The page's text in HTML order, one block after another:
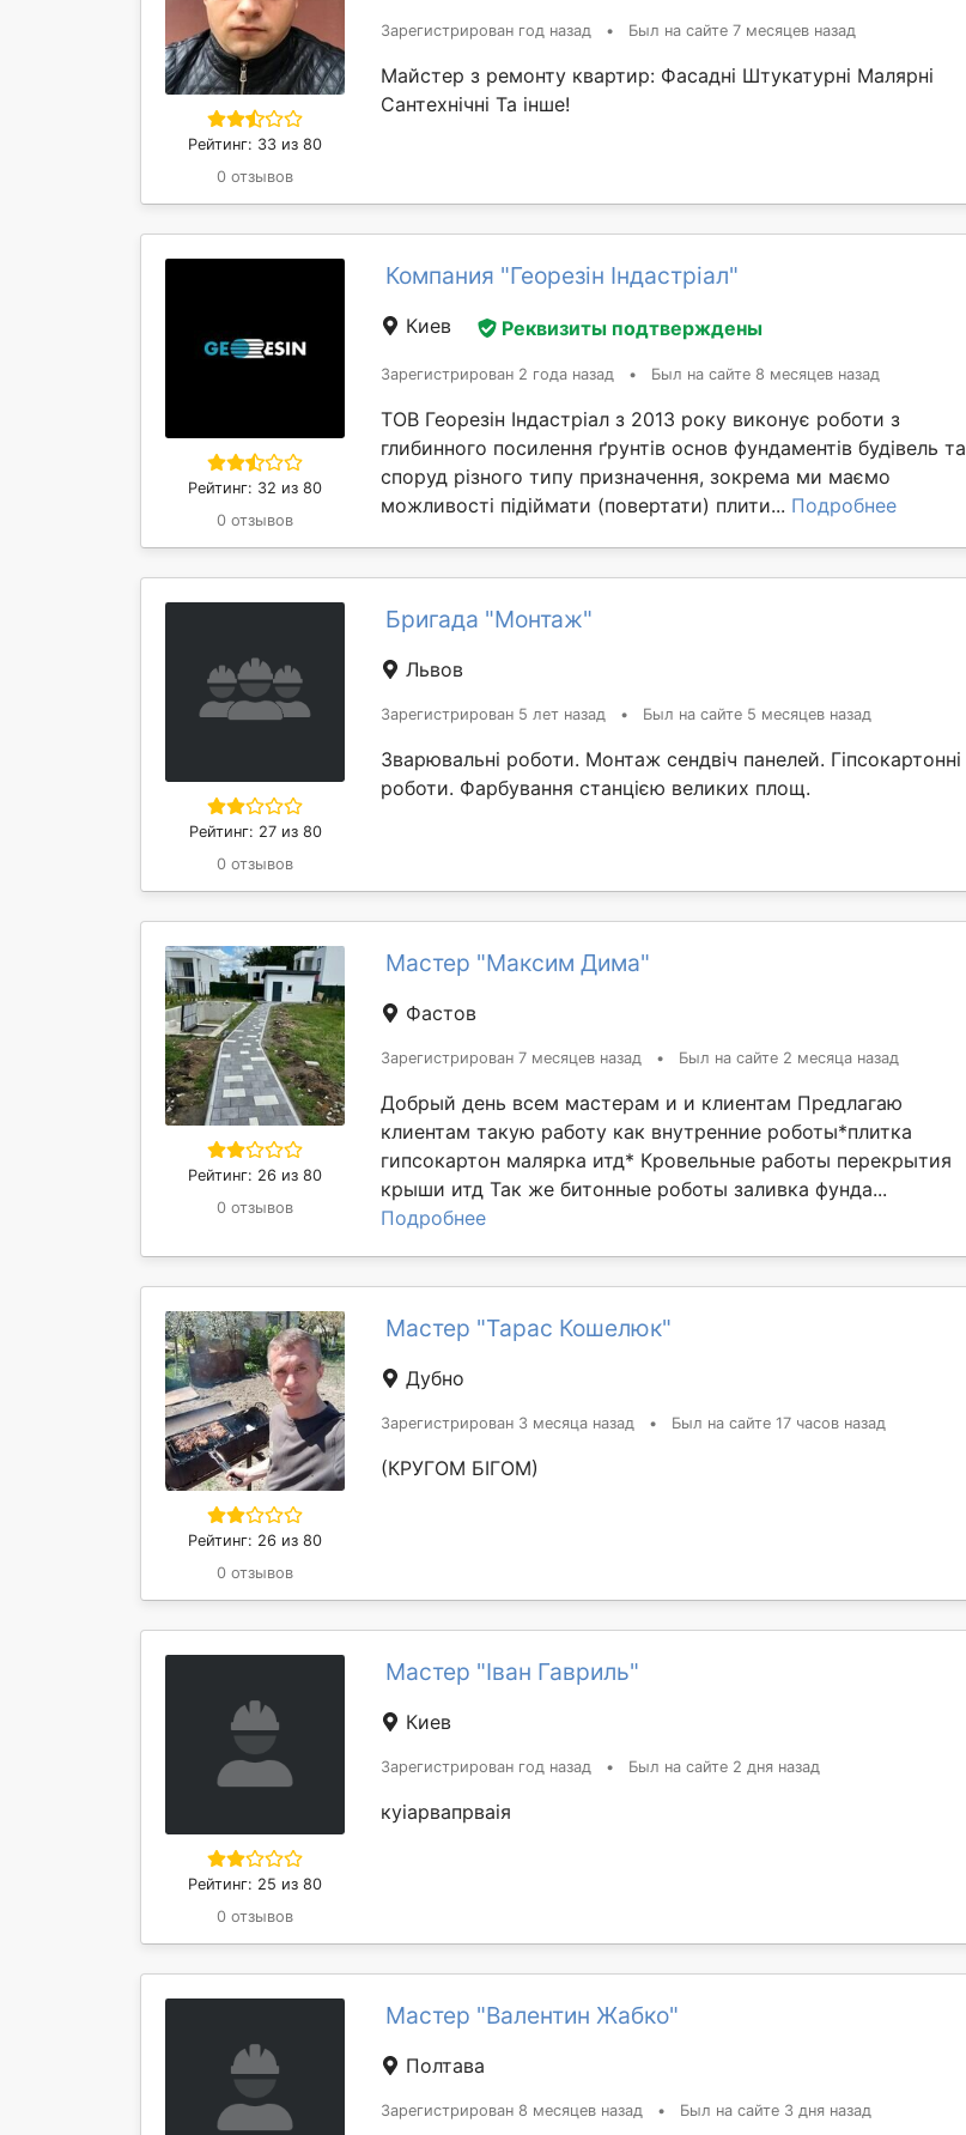
Рейтинг: 33 из 80
0 отзывов
Зарегистрирован год назад • Был на сайте 7 месяцев назад
Майстер з ремонту квартир: Фасадні Штукатурні Малярні
Сантехнічні Та інше!
Рейтинг: 32 из 80
0 отзывов
Компания "Георезін Індастріал"
Киев Реквизиты подтверждены
Зарегистрирован 2 года назад • Был на сайте 8 месяцев назад
ТОВ Георезін Індастріал з 2013 року виконує роботи з
глибинного посилення ґрунтів основ фундаментів будівель та
споруд різного типу призначення, зокрема ми маємо
можливості підіймати (повертати) плити... Подробнее
Рейтинг: 27 из 80
0 отзывов
Бригада "Монтаж"
Львов
Зарегистрирован 5 лет назад • Был на сайте 5 месяцев назад
Зварювальні роботи. Монтаж сендвіч панелей. Гіпсокартонні
роботи. Фарбування станцією великих площ.
Рейтинг: 26 из 80
0 отзывов
Мастер "Максим Дима"
Фастов
Зарегистрирован 7 месяцев назад • Был на сайте 2 месяца назад
Добрый день всем мастерам и и клиентам Предлагаю
клиентам такую работу как внутренние роботы*плитка
гипсокартон малярка итд* Кровельные работы перекрытия
крыши итд Так же битонные роботы заливка фунда...
Подробнее
Рейтинг: 26 из 80
0 отзывов
Мастер "Тарас Кошелюк"
Дубно
Зарегистрирован 3 месяца назад • Был на сайте 17 часов назад
(КРУГОМ БІГОМ)
Рейтинг: 25 из 80
0 отзывов
Мастер "Іван Гавриль"
Киев
Зарегистрирован год назад • Был на сайте 2 дня назад
куіарвапрваія
Мастер "Валентин Жабко"
Полтава
Зарегистрирован 8 месяцев назад • Был на сайте 3 дня назад